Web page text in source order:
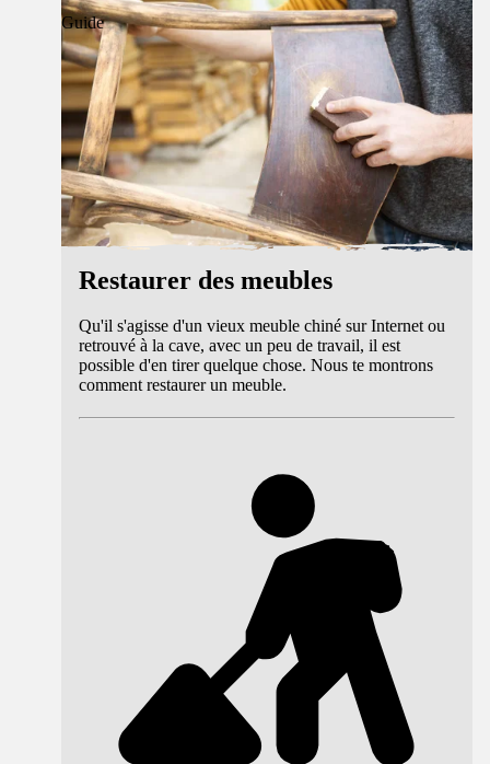
Guide
Restaurer des meubles
Qu'il s'agisse d'un vieux meuble chiné sur Internet ou
retrouvé à la cave, avec un peu de travail, il est
possible d'en tirer quelque chose. Nous te montrons
comment restaurer un meuble.